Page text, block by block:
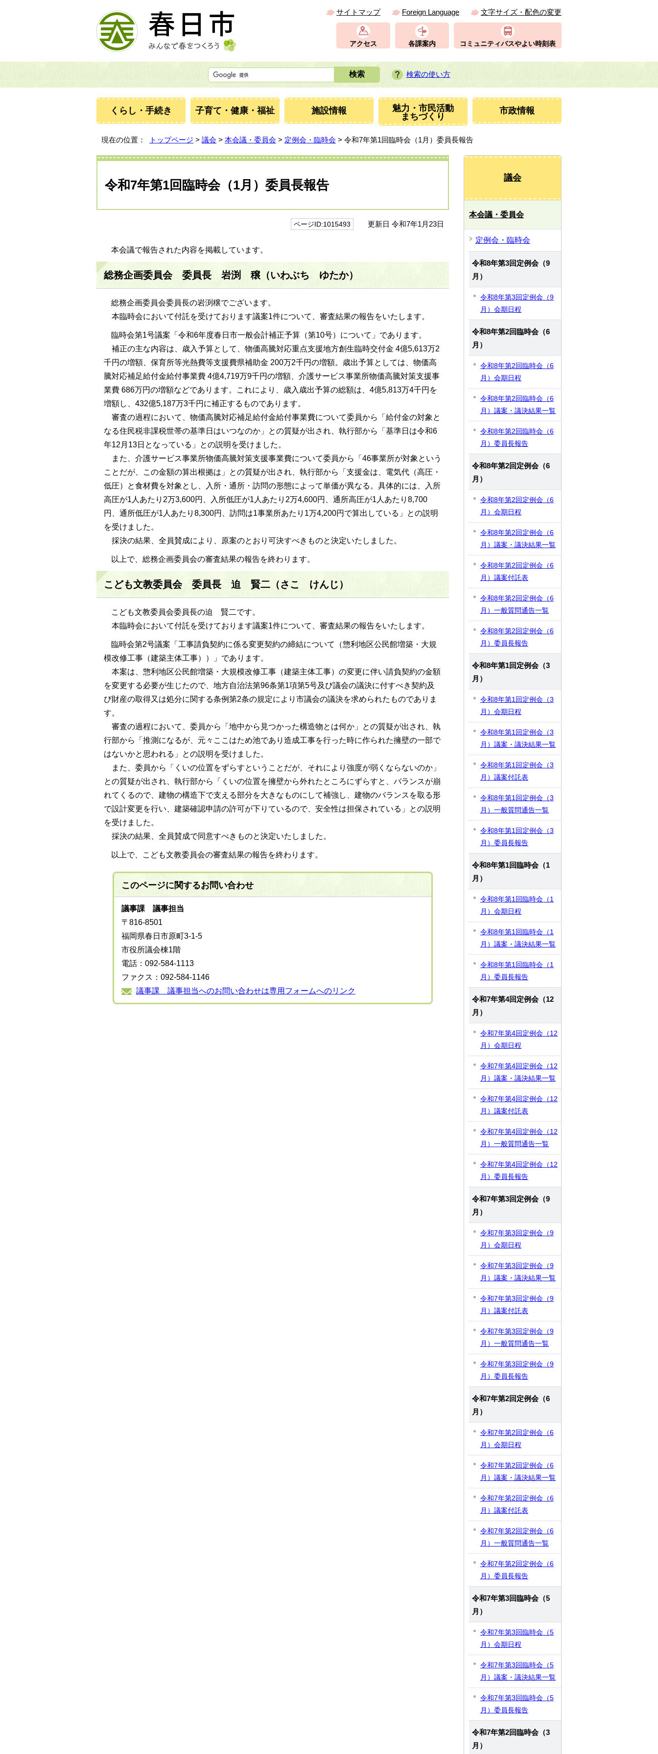
サイトマップ Foreign Language 文字サイズ・配色の変更
アクセス 各課案内 コミュニティバスやよい時刻表
検索の使い方
くらし・手続き 子育て・健康・福祉 施設情報
魅力・市民活動
まちづくり
市政情報
現在の位置： トップページ > 議会 > 本会議・委員会 > 定例会・臨時会 > 令和7年第1回臨時会（1月）委員長報告
令和7年第1回臨時会（1月）委員長報告
ページID:1015493 更新日 令和7年1月23日
本会議で報告された内容を掲載しています。
総務企画委員会 委員長 岩渕 穣（いわぶち ゆたか）
総務企画委員会委員長の岩渕穣でございます。
本臨時会において付託を受けております議案1件について、審査結果の報告をいたします。
臨時会第1号議案「令和6年度春日市一般会計補正予算（第10号）について」であります。
補正の主な内容は、歳入予算として、物価高騰対応重点支援地方創生臨時交付金 4億5,613万2
千円の増額、保育所等光熱費等支援費県補助金 200万2千円の増額。歳出予算としては、物価高
騰対応補足給付金給付事業費 4億4,719万9千円の増額、介護サービス事業所物価高騰対策支援事
業費 686万円の増額などであります。これにより、歳入歳出予算の総額は、4億5,813万4千円を
増額し、432億5,187万3千円に補正するものであります。
審査の過程において、物価高騰対応補足給付金給付事業費について委員から「給付金の対象と
なる住民税非課税世帯の基準日はいつなのか」との質疑が出され、執行部から「基準日は令和6
年12月13日となっている」との説明を受けました。
また、介護サービス事業所物価高騰対策支援事業費について委員から「46事業所が対象という
ことだが、この金額の算出根拠は」との質疑が出され、執行部から「支援金は、電気代（高圧・
低圧）と食材費を対象とし、入所・通所・訪問の形態によって単価が異なる。具体的には、入所
高圧が1人あたり2万3,600円、入所低圧が1人あたり2万4,600円、通所高圧が1人あたり8,700
円、通所低圧が1人あたり8,300円、訪問は1事業所あたり1万4,200円で算出している」との説明
を受けました。
採決の結果、全員賛成により、原案のとおり可決すべきものと決定いたしました。
以上で、総務企画委員会の審査結果の報告を終わります。
こども文教委員会 委員長 迫 賢二（さこ けんじ）
こども文教委員会委員長の迫 賢二です。
本臨時会において付託を受けております議案1件について、審査結果の報告をいたします。
臨時会第2号議案「工事請負契約に係る変更契約の締結について（惣利地区公民館増築・大規
模改修工事（建築主体工事））」であります。
本案は、惣利地区公民館増築・大規模改修工事（建築主体工事）の変更に伴い請負契約の金額
を変更する必要が生じたので、地方自治法第96条第1項第5号及び議会の議決に付すべき契約及
び財産の取得又は処分に関する条例第2条の規定により市議会の議決を求められたものでありま
す。
審査の過程において、委員から「地中から見つかった構造物とは何か」との質疑が出され、執
行部から「推測になるが、元々ここはため池であり造成工事を行った時に作られた擁壁の一部で
はないかと思われる」との説明を受けました。
また、委員から「くいの位置をずらすということだが、それにより強度が弱くならないのか」
との質疑が出され、執行部から「くいの位置を擁壁から外れたところにずらすと、バランスが崩
れてくるので、建物の構造下で支える部分を大きなものにして補強し、建物のバランスを取る形
で設計変更を行い、建築確認申請の許可が下りているので、安全性は担保されている」との説明
を受けました。
採決の結果、全員賛成で同意すべきものと決定いたしました。
以上で、こども文教委員会の審査結果の報告を終わります。
このページに関するお問い合わせ
議事課 議事担当
〒816-8501
福岡県春日市原町3-1-5
市役所議会棟1階
電話：092-584-1113
ファクス：092-584-1146
議事課 議事担当へのお問い合わせは専用フォームへのリンク
議会
本会議・委員会
定例会・臨時会
令和8年第3回定例会（9
月）
令和8年第3回定例会（9
月）会期日程
令和8年第2回臨時会（6
月）
令和8年第2回臨時会（6
月）会期日程
令和8年第2回臨時会（6
月）議案・議決結果一覧
令和8年第2回臨時会（6
月）委員長報告
令和8年第2回定例会（6
月）
令和8年第2回定例会（6
月）会期日程
令和8年第2回定例会（6
月）議案・議決結果一覧
令和8年第2回定例会（6
月）議案付託表
令和8年第2回定例会（6
月）一般質問通告一覧
令和8年第2回定例会（6
月）委員長報告
令和8年第1回定例会（3
月）
令和8年第1回定例会（3
月）会期日程
令和8年第1回定例会（3
月）議案・議決結果一覧
令和8年第1回定例会（3
月）議案付託表
令和8年第1回定例会（3
月）一般質問通告一覧
令和8年第1回定例会（3
月）委員長報告
令和8年第1回臨時会（1
月）
令和8年第1回臨時会（1
月）会期日程
令和8年第1回臨時会（1
月）議案・議決結果一覧
令和8年第1回臨時会（1
月）委員長報告
令和7年第4回定例会（12
月）
令和7年第4回定例会（12
月）会期日程
令和7年第4回定例会（12
月）議案・議決結果一覧
令和7年第4回定例会（12
月）議案付託表
令和7年第4回定例会（12
月）一般質問通告一覧
令和7年第4回定例会（12
月）委員長報告
令和7年第3回定例会（9
月）
令和7年第3回定例会（9
月）会期日程
令和7年第3回定例会（9
月）議案・議決結果一覧
令和7年第3回定例会（9
月）議案付託表
令和7年第3回定例会（9
月）一般質問通告一覧
令和7年第3回定例会（9
月）委員長報告
令和7年第2回定例会（6
月）
令和7年第2回定例会（6
月）会期日程
令和7年第2回定例会（6
月）議案・議決結果一覧
令和7年第2回定例会（6
月）議案付託表
令和7年第2回定例会（6
月）一般質問通告一覧
令和7年第2回定例会（6
月）委員長報告
令和7年第3回臨時会（5
月）
令和7年第3回臨時会（5
月）会期日程
令和7年第3回臨時会（5
月）議案・議決結果一覧
令和7年第3回臨時会（5
月）委員長報告
令和7年第2回臨時会（3
月）